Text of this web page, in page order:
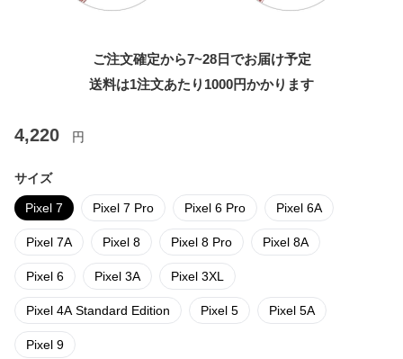
ご注文確定から7~28日でお届け予定
送料は1注文あたり 1000円かかります
4,220 円
サイズ
Pixel 7 Pixel 7 Pro Pixel 6 Pro Pixel 6A
Pixel 7A Pixel 8 Pixel 8 Pro Pixel 8A
Pixel 6 Pixel 3A Pixel 3XL
Pixel 4A Standard Edition Pixel 5 Pixel 5A
Pixel 9